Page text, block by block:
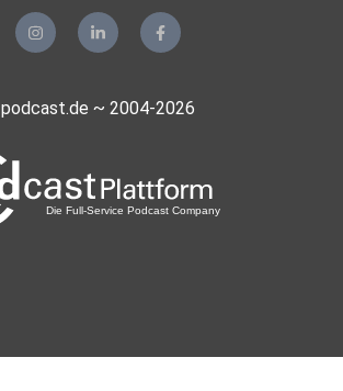
podcast.de ~ 2004-2026